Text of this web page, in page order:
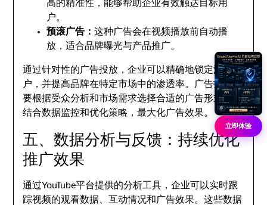
高的精准性，能够帮助企业有效触达目标用
户。
预滚广告：这种广告会在视频播放前自动播
放，适合品牌曝光与产品推广。
通过针对性的广告投放，企业可以精确地锁定潜在客
户，并提高品牌在特定市场中的渗透率。广告投放时
要根据受众分析和市场需求选择合适的广告形式，并
结合数据监控和优化策略，最大化广告效果。
五、数据分析与反馈：持续优化
推广效果
通过YouTube平台提供的分析工具，企业可以实时跟
踪视频的观看数据、互动情况和广告效果。这些数据
立即体验